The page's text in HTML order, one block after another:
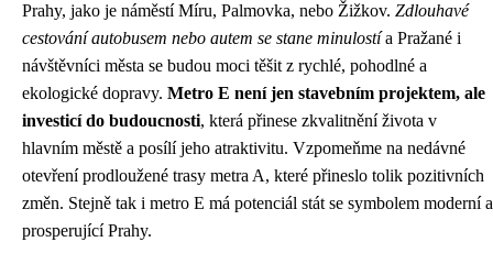
Prahy, jako je náměstí Míru, Palmovka, nebo Žižkov. Zdlouhavé
cestování autobusem nebo autem se stane minulostía Pražané i
návštěvníci města se budou moci těšit z rychlé, pohodlné a
ekologické dopravy. Metro E není jen stavebním projektem, ale
investicí do budoucnosti, která přinese zkvalitnění života v
hlavním městě a posílí jeho atraktivitu. Vzpomeňme na nedávné
otevření prodloužené trasy metra A, které přineslo tolik pozitivních
změn. Stejně tak i metro E má potenciál stát se symbolem moderní a
prosperující Prahy.